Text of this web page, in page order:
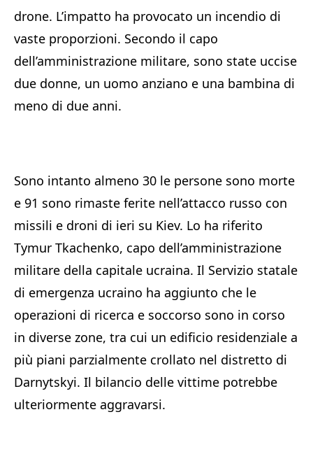
drone. L’impatto ha provocato un incendio di
vaste proporzioni. Secondo il capo
dell’amministrazione militare, sono state uccise
due donne, un uomo anziano e una bambina di
meno di due anni.
Sono intanto almeno 30 le persone sono morte
e 91 sono rimaste ferite nell’attacco russo con
missili e droni di ieri su Kiev. Lo ha riferito
Tymur Tkachenko, capo dell’amministrazione
militare della capitale ucraina. Il Servizio statale
di emergenza ucraino ha aggiunto che le
operazioni di ricerca e soccorso sono in corso
in diverse zone, tra cui un edificio residenziale a
più piani parzialmente crollato nel distretto di
Darnytskyi. Il bilancio delle vittime potrebbe
ulteriormente aggravarsi.